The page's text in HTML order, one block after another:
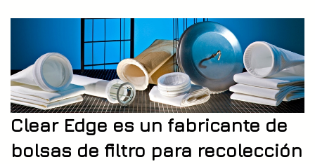
Clear Edge es un fabricante de
bolsas de filtro para recolección